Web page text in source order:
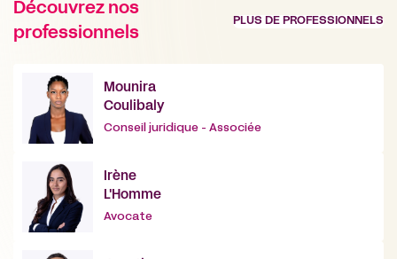
Découvrez nos
professionnels
PLUS DE PROFESSIONNELS
Mounira
Coulibaly
Conseil juridique - Associée
Irène
L'Homme
Avocate